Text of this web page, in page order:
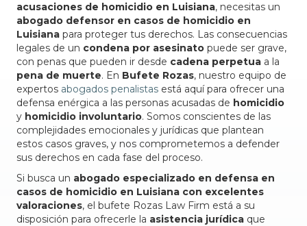
acusaciones de homicidio en Luisiana, necesitas un
abogado defensor en casos de homicidio en
Luisiana para proteger tus derechos. Las consecuencias
legales de un condena por asesinato puede ser grave,
con penas que pueden ir desde cadena perpetua a la
pena de muerte. En Bufete Rozas, nuestro equipo de
expertos abogados penalistas está aquí para ofrecer una
defensa enérgica a las personas acusadas de homicidio
y homicidio involuntario. Somos conscientes de las
complejidades emocionales y jurídicas que plantean
estos casos graves, y nos comprometemos a defender
sus derechos en cada fase del proceso.
Si busca un abogado especializado en defensa en
casos de homicidio en Luisiana con excelentes
valoraciones, el bufete Rozas Law Firm está a su
disposición para ofrecerle la asistencia jurídica que